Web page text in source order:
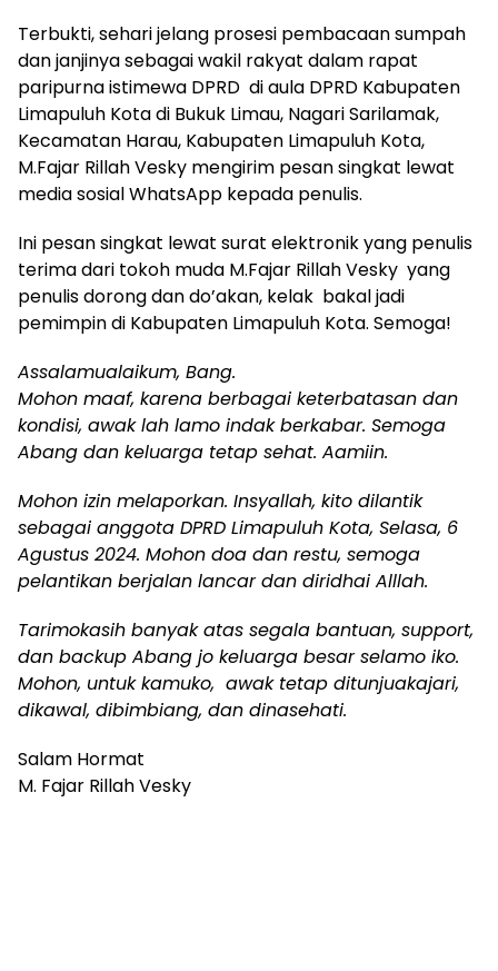
Terbukti, sehari jelang prosesi pembacaan sumpah
dan janjinya sebagai wakil rakyat dalam rapat
paripurna istimewa DPRD di aula DPRD Kabupaten
Limapuluh Kota di Bukuk Limau, Nagari Sarilamak,
Kecamatan Harau, Kabupaten Limapuluh Kota,
M.Fajar Rillah Vesky mengirim pesan singkat lewat
media sosial WhatsApp kepada penulis.
Ini pesan singkat lewat surat elektronik yang penulis
terima dari tokoh muda M.Fajar Rillah Vesky yang
penulis dorong dan do’akan, kelak bakal jadi
pemimpin di Kabupaten Limapuluh Kota. Semoga!
Assalamualaikum, Bang.
Mohon maaf, karena berbagai keterbatasan dan
kondisi, awak lah lamo indak berkabar. Semoga
Abang dan keluarga tetap sehat. Aamiin.
Mohon izin melaporkan. Insyallah, kito dilantik
sebagai anggota DPRD Limapuluh Kota, Selasa, 6
Agustus 2024. Mohon doa dan restu, semoga
pelantikan berjalan lancar dan diridhai Alllah.
Tarimokasih banyak atas segala bantuan, support,
dan backup Abang jo keluarga besar selamo iko.
Mohon, untuk kamuko, awak tetap ditunjuakajari,
dikawal, dibimbiang, dan dinasehati.
Salam Hormat
M. Fajar Rillah Vesky